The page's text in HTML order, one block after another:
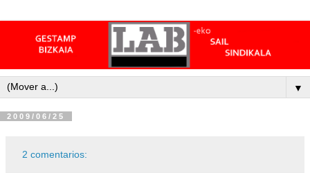
▼
2009/06/25
2 comentarios: